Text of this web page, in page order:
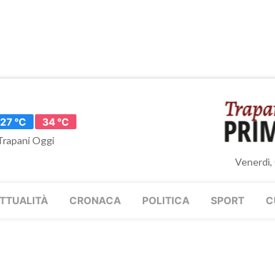
27 °C
34 °C
Oggi
Venerdì,
CRONACA POLITICA SPORT